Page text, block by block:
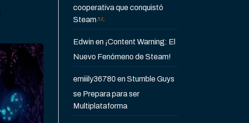
cooperativa que conquistó
Steam
Edwinen ¡Content Warning: El
Nuevo Fenómeno de Steam!
emiiily36780enStumble Guys
se Prepara para ser
Multiplataforma